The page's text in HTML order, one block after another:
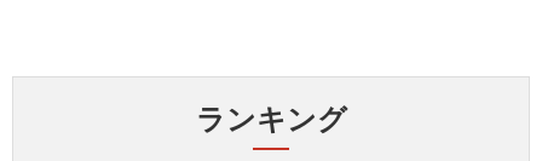
ランキング